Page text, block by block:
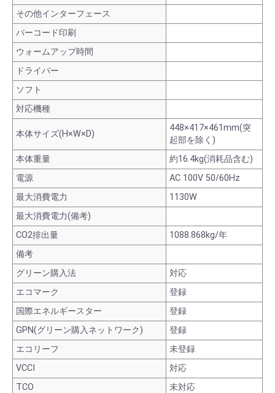
その他インターフェース
バーコード印刷
ウォームアップ時間
ドライバー
ソフト
対応機種
本体サイズ(H×W×D)
448×417×461mm(突
起部を除く)
本体重量
約16.4kg(消耗品含む)
電源
AC 100V 50/60Hz
最大消費電力
1130W
最大消費電力(備考)
CO2排出量
1088.868kg/年
備考
グリーン購入法
対応
エコマーク
登録
国際エネルギースター
登録
GPN(グリーン購入ネットワーク)
登録
エコリーフ
未登録
VCCI
対応
TCO
未対応